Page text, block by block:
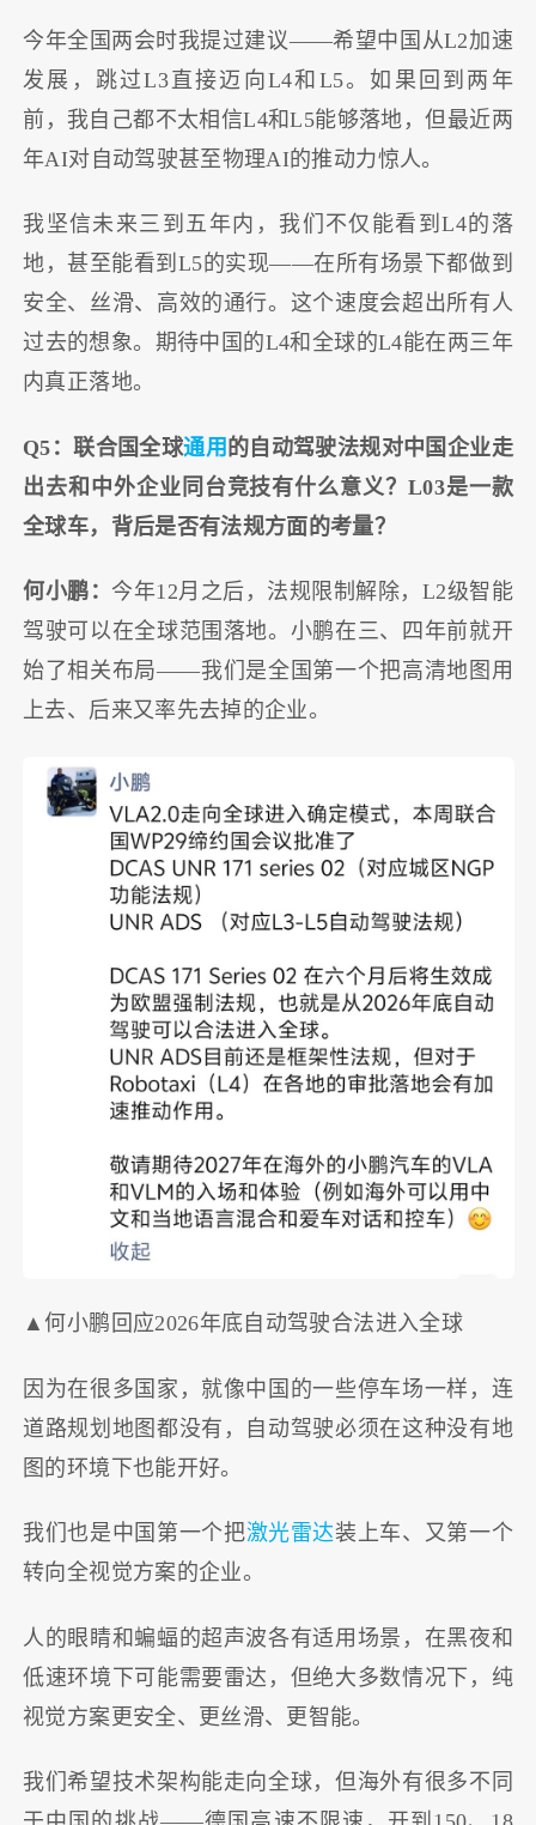
今年全国两会时我提过建议——希望中国从L2加速
发展，跳过L3直接迈向L4和L5。如果回到两年
前，我自己都不太相信L4和L5能够落地，但最近两
年AI对自动驾驶甚至物理AI的推动力惊人。
我坚信未来三到五年内，我们不仅能看到L4的落
地，甚至能看到L5的实现——在所有场景下都做到
安全、丝滑、高效的通行。这个速度会超出所有人
过去的想象。期待中国的L4和全球的L4能在两三年
内真正落地。
Q5：联合国全球通用 的自动驾驶法规对中国企业走
出去和中外企业同台竞技有什么意义？L03是一款
全球车，背后是否有法规方面的考量？
何小鹏： 今年12月之后，法规限制解除，L2级智能
驾驶可以在全球范围落地。小鹏在三、四年前就开
始了相关布局——我们是全国第一个把高清地图用
上去、后来又率先去掉的企业。
▲何小鹏回应2026年底自动驾驶合法进入全球
因为在很多国家，就像中国的一些停车场一样，连
道路规划地图都没有，自动驾驶必须在这种没有地
图的环境下也能开好。
我们也是中国第一个把激光雷达装上车、又第一个
转向全视觉方案的企业。
人的眼睛和蝙蝠的超声波各有适用场景，在黑夜和
低速环境下可能需要雷达，但绝大多数情况下，纯
视觉方案更安全、更丝滑、更智能。
我们希望技术架构能走向全球，但海外有很多不同